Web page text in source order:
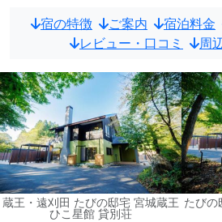
宿の特徴 ご案内 宿泊料金
レビュー・口コミ
周
蔵王・遠刈田 たびの邸宅 宮城蔵王
ひこ星館 貸別荘
たびの